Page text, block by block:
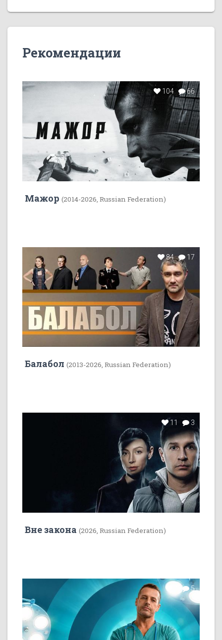
Рекомендации
104 66
Мажор (2014-2026, Russian Federation)
84 17
Балабол (2013-2026, Russian Federation)
11 3
Вне закона (2026, Russian Federation)
7 5